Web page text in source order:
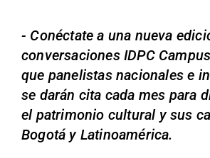
- Conéctate a una nueva
conversaciones IDPC
que panelistas nacionales e
se darán cita cada mes para
el patrimonio cultural y sus
Bogotá y Latinoamérica.